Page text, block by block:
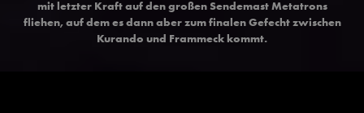
mit letzter Kraft auf den großen Sendemast Metatrons
fliehen, auf dem es dann aber zum finalen Gefecht zwischen
Kurando und Frammeck kommt.